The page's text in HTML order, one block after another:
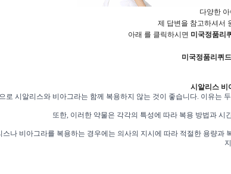
다양한
제 답변을 참고하셔서
아래 를 클릭하시면 미국정품리
미국정품리퀴
시알리스 비
로 시알리스와 비아그라는 함께 복용하지 않는 것이 좋습니다. 이유는
또한, 이러한 약물은 각각의 특성에 따라 복용 방법과
나 비아그라를 복용하는 경우에는 의사의 지시에 따라 적절한 용량